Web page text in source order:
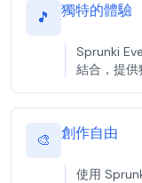
🎵 獨特的體驗
Sprunki
結合，提供
🎨 創作自由
使用